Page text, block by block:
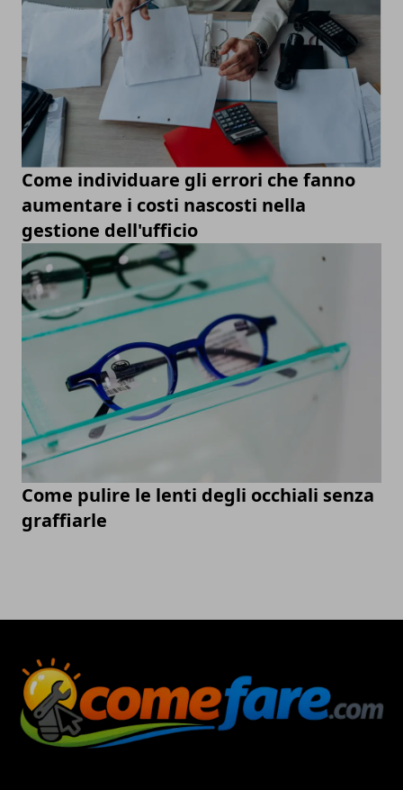
Come individuare gli errori che fanno
aumentare i costi nascosti nella
gestione dell'ufficio
Come pulire le lenti degli occhiali senza
graffiarle